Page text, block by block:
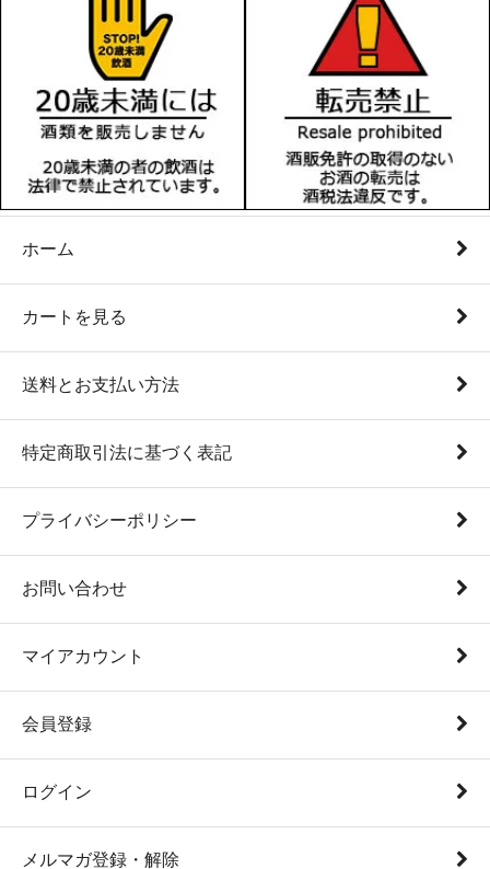
ホーム
カートを見る
送料とお支払い方法
特定商取引法に基づく表記
プライバシーポリシー
お問い合わせ
マイアカウント
会員登録
ログイン
メルマガ登録・解除